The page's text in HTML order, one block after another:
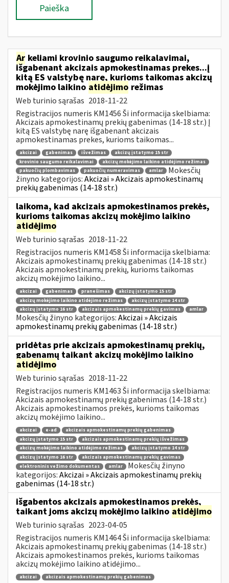
Paieška
Ar keliami krovinio saugumo reikalavimai,
išgabenant akcizais apmokestinamas prekes...į
kitą ES valstybę narę, kurioms taikomas akcizų
mokėjimo laikino atidėjimo režimas
Web turinio sąrašas 2018-11-22
Registracijos numeris KM1456 Ši informacija skelbiama:
Akcizais apmokestinamų prekių gabenimas (14-18 str.) Į
kitą ES valstybę narę išgabenant akcizais
apmokestinamas prekes, kurioms taikomas...
akcizai gabenimas išvežimas
akcizų įstatymo 15 str
krovinio saugumo reikalavimai
akcizų mokėjimo laikino atidėjimo režimas
pakuočių plombavimas
pakuočių numeravimas amlar
Mokesčių
žinyno kategorijos:Akcizai » Akcizais apmokestinamų
prekių gabenimas (14-18 str.)
laikoma, kad akcizais apmokestinamos prekės,
kurioms taikomas akcizų mokėjimo laikino
atidėjimo
Web turinio sąrašas 2018-11-22
Registracijos numeris KM1458 Ši informacija skelbiama:
Akcizais apmokestinamų prekių gabenimas (14-18 str.)
Akcizais apmokestinamų prekių, kurioms taikomas
akcizų mokėjimo laikino...
akcizai gabenimas pranešimas
akcizų įstatymo 15 str
akcizų mokėjimo laikino atidėjimo režimas
akcizų įstatymo 14 str
akcizų įstatymo 16 str
akcizais apmokestinamų prekių gavimas amlar
Mokesčių žinyno kategorijos:Akcizai » Akcizais
apmokestinamų prekių gabenimas (14-18 str.)
pridėtas prie akcizais apmokestinamų prekių,
gabenamų taikant akcizų mokėjimo laikino
atidėjimo
Web turinio sąrašas 2018-11-22
Registracijos numeris KM1463 Ši informacija skelbiama:
Akcizais apmokestinamų prekių gabenimas (14-18 str.)
Akcizais apmokestinamos prekės, kurioms taikomas
akcizų mokėjimo laikino...
akcizai e-ad
akcizais apmokestinamų prekių gabenimas
akcizų įstatymo 15 str
akcizais apmokestinamų prekių išvežimas
akcizų mokėjimo laikino atidėjimo režimas
akcizų įstatymo 14 str
akcizų įstatymo 16 str
akcizais apmokestinamų prekių gavimas
elektroninis vežimo dokumentas
amlar
Mokesčių žinyno
kategorijos:Akcizai » Akcizais apmokestinamų prekių
gabenimas (14-18 str.)
išgabentos akcizais apmokestinamos prekės,
taikant joms akcizų mokėjimo laikino atidėjimo
Web turinio sąrašas 2023-04-05
Registracijos numeris KM1464 Ši informacija skelbiama:
Akcizais apmokestinamų prekių gabenimas (14-18 str.)
Akcizais apmokestinamos prekės, kurioms taikomas
akcizų mokėjimo laikino atidėjimo...
akcizai
akcizais apmokestinamų prekių gabenimas